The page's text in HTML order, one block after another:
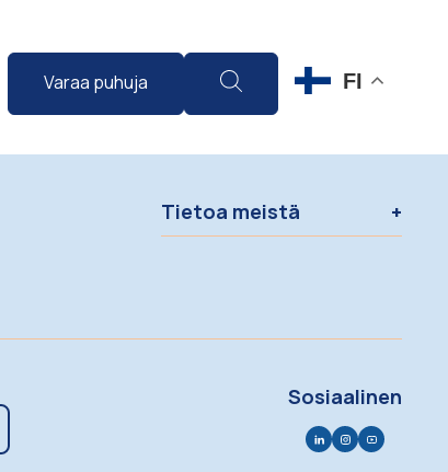
Varaa puhuja FI
Tietoa meistä
Sosiaalinen